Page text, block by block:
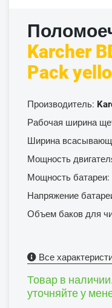
Karcher
Pack
Производитель:
Рабочая ширина
Ширина
Мощность
Мощность батареи:
Напряжение
Объем баков для
Все
Товар в
уточняйте у